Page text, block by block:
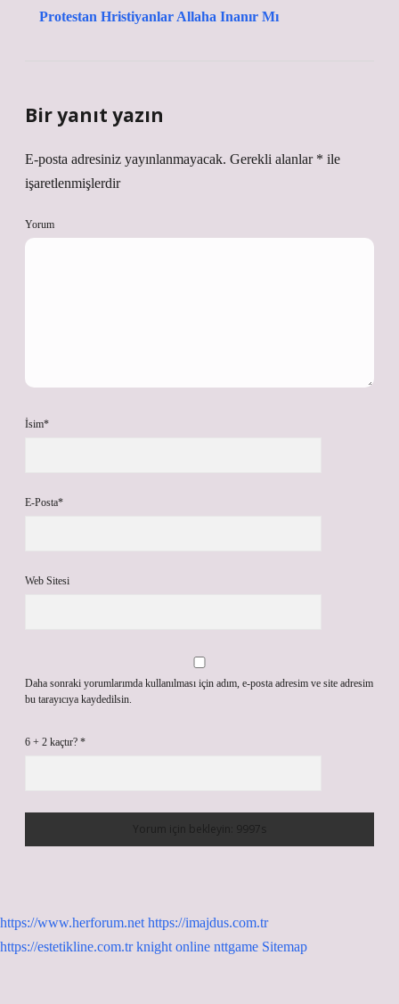
Protestan Hristiyanlar Allaha Inanır Mı
Bir yanıt yazın
E-posta adresiniz yayınlanmayacak. Gerekli alanlar * ile
işaretlenmişlerdir
Yorum
İsim*
E-Posta*
Web Sitesi
Daha sonraki yorumlarımda kullanılması için adım, e-posta adresim ve site adresim
bu tarayıcıya kaydedilsin.
6 + 2 kaçtır? *
https://www.herforum.net https://imajdus.com.tr
https://estetikline.com.tr knight online nttgame Sitemap